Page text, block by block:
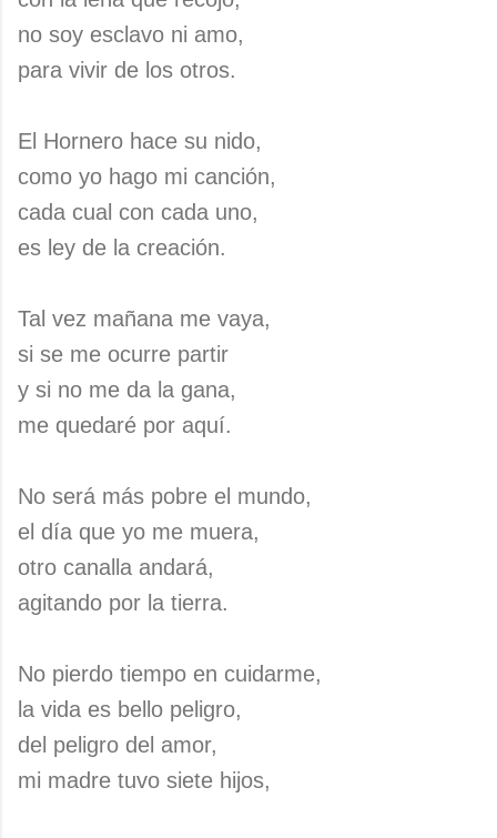
no soy esclavo ni amo,
para vivir de los otros.
El Hornero hace su nido,
como yo hago mi canción,
cada cual con cada uno,
es ley de la creación.
Tal vez mañana me vaya,
si se me ocurre partir
y si no me da la gana,
me quedaré por aquí.
No será más pobre el mundo,
el día que yo me muera,
otro canalla andará,
agitando por la tierra.
No pierdo tiempo en cuidarme,
la vida es bello peligro,
del peligro del amor,
mi madre tuvo siete hijos,